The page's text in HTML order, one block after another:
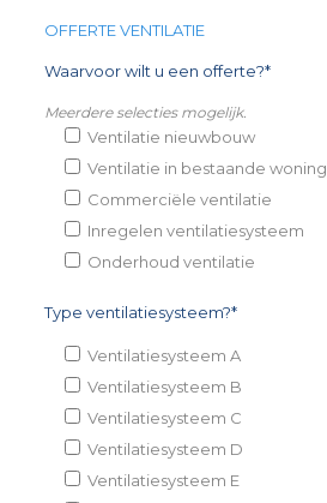
OFFERTE VENTILATIE
Waarvoor wilt u een offerte?*
Meerdere selecties mogelijk.
Ventilatie nieuwbouw
Ventilatie in bestaande woning
Commerciële ventilatie
Inregelen ventilatiesysteem
Onderhoud ventilatie
Type ventilatiesysteem?*
Ventilatiesysteem A
Ventilatiesysteem B
Ventilatiesysteem C
Ventilatiesysteem D
Ventilatiesysteem E